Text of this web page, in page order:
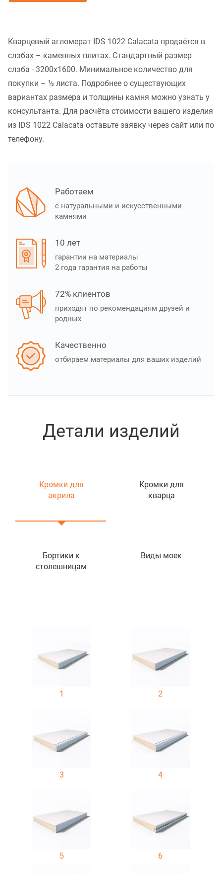
Кварцевый агломерат IDS 1022 Calacata продаётся в
слэбах – каменных плитах. Стандартный размер
слэба - 3200x1600. Минимальное количество для
покупки – ½ листа. Подробнее о существующих
вариантах размера и толщины камня можно узнать у
консультанта. Для расчёта стоимости вашего изделия
из IDS 1022 Calacata оставьте заявку через сайт или по
телефону.
Работаем
с натуральными и искусственными
камнями
10 лет
гарантии на материалы
2 года гарантия на работы
72% клиентов
приходят по рекомендациям друзей и
родных
Качественно
отбираем материалы для ваших изделий
Детали изделий
Кромки для
акрила
Кромки для
кварца
Бортики к
столешницам
Виды моек
1 2
3 4
5 6